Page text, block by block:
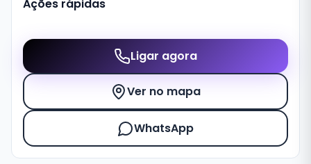
Ações rápidas
Ligar agora
Ver no mapa
WhatsApp